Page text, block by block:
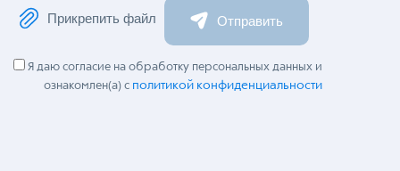
Прикрепить файл Отправить
Я даю согласие на обработку персональных данных и
ознакомлен(а) с политикой конфиденциальности